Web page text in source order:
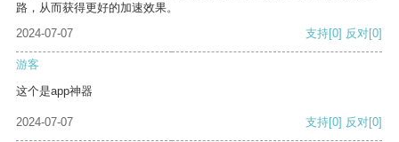
路，从而获得更好的加速效果。
2024-07-07
支持[0] 反对[0]
游客
这个是app神器
2024-07-07 支持[0] 反对[0]